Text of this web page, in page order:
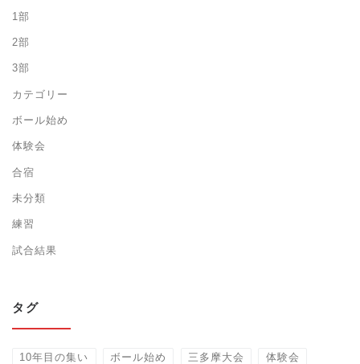
1部
2部
3部
カテゴリー
ボール始め
体験会
合宿
未分類
練習
試合結果
タグ
10年目の集い ボール始め 三多摩大会 体験会